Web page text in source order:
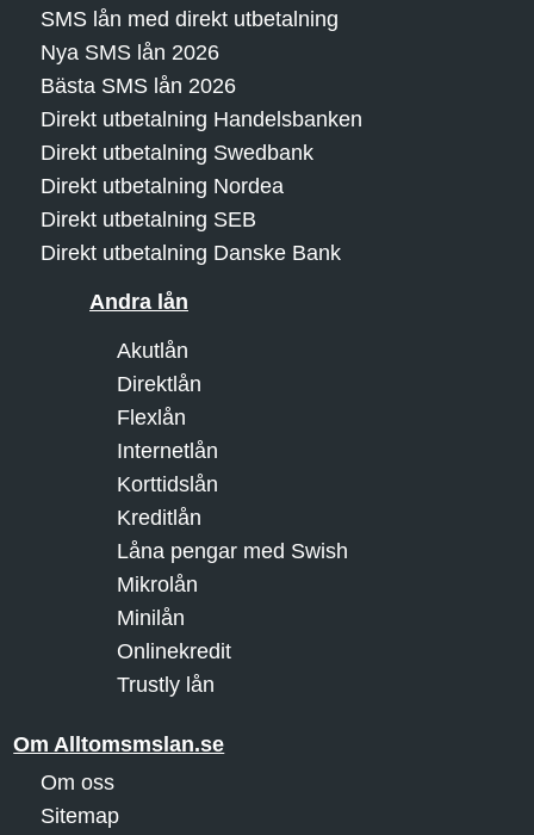
SMS lån med direkt utbetalning
Nya SMS lån 2026
Bästa SMS lån 2026
Direkt utbetalning Handelsbanken
Direkt utbetalning Swedbank
Direkt utbetalning Nordea
Direkt utbetalning SEB
Direkt utbetalning Danske Bank
Andra lån
Akutlån
Direktlån
Flexlån
Internetlån
Korttidslån
Kreditlån
Låna pengar med Swish
Mikrolån
Minilån
Onlinekredit
Trustly lån
Om Alltomsmslan.se
Om oss
Sitemap